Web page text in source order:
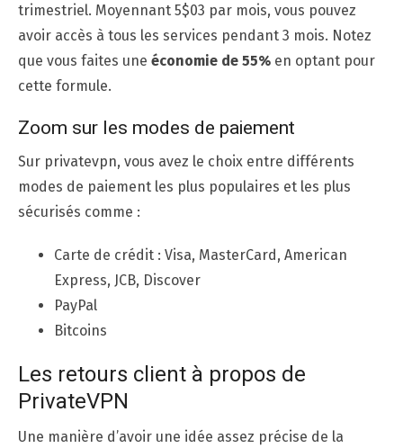
trimestriel. Moyennant 5$03 par mois, vous pouvez
avoir accès à tous les services pendant 3 mois. Notez
que vous faites une économie de 55% en optant pour
cette formule.
Zoom sur les modes de paiement
Sur privatevpn, vous avez le choix entre différents
modes de paiement les plus populaires et les plus
sécurisés comme :
Carte de crédit : Visa, MasterCard, American
Express, JCB, Discover
PayPal
Bitcoins
Les retours client à propos de
PrivateVPN
Une manière d’avoir une idée assez précise de la